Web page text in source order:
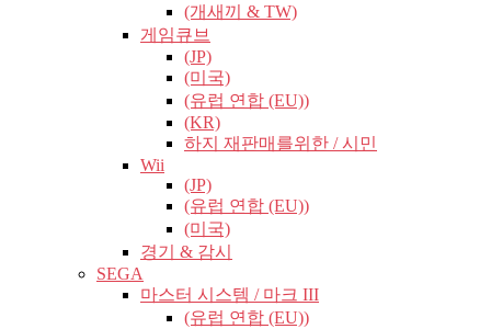
(개새끼 & TW)
게임큐브
(JP)
(미국)
(유럽​​ 연합 (EU))
(KR)
하지 재판매를위한 / 시민
Wii
(JP)
(유럽​​ 연합 (EU))
(미국)
경기 & 감시
SEGA
마스터 시스템 / 마크 III
(유럽​​ 연합 (EU))